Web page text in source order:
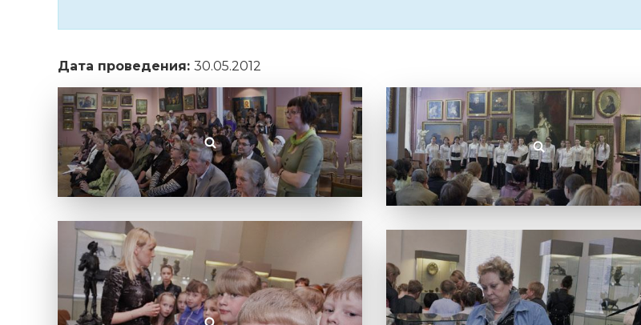
Дата проведения: 30.05.2012